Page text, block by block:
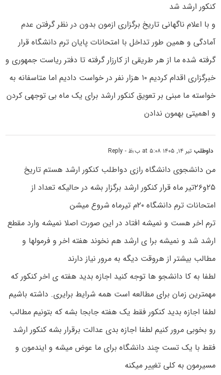
کنکور ارشد شد
و با اعلام ناگهانی تاریخ برگزاری ازمون بدون در نظر گرفتن عدم
آمادگی و همین طور تداخل با امتحانات پایان ترم دانشگاه قرار
گرفته شده ما از هر طریقی از کارزار گرفته تا دفتر ریاست جمهوری و
خبرگزاری اقدام کردیم ۱۰ هزار نفر در خواست دادیم اما متاسفانه به
خواسته ما مبنی بر تعویق کنکور ارشد برای یک ماه بی توجهی کردن
و اهمیتی بهمون ندادن
داوطلبتیر ۱۴, ۱۴۰۵ at ۵:۰۸ ب٫ظ - Reply
من دانشجوی دانشگاه رازی دواطلب کنکور ارشد هستم تاریخ
۲۵و۲۶تیر ماه قرار کنکور ارشد برگزار بشه در حالیکه تعداد از
امتحانات ترم دانشگاه ۲۰م تیرماه شروع میشن
ترم اخر هست و نمیشه افتاد در این صورت اصلا نمیشه وارد مقطع
ارشد شد و نمیشه برا ی ارشد هم نخوند هفته اخر و فرمولها و
مطالب بیشتر از هروقت دیگه به مرور نیاز دارند
لطفا به کا دانشجو ها توجه کنید اجازه بدید هفته ی اخر کنکور که
مهمترین زمان برای مطالعه است همه شرایط برایری. داشته باشیم
لطفا اجازه بدید کنکور فقط یک هفته جابجا بشه که بتونیم مطالب
رو بخوبی مرور کنیم لطفا اجازه بدی عدالت برقرار بشه کنکور ارشد
فقط با یک تست چند دانشگاه برای ما عوض میشه و ایندمون و
مسیرمون به کلی تغییر میکنه